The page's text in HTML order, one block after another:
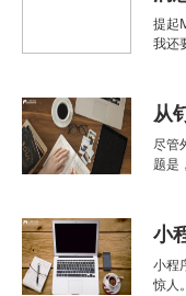
提起
我还
我撰
直观
尽管
题是
接
越早越好。 对于钉钉
路：
小
小程
惊人